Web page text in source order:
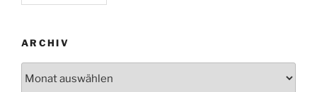
ARCHIV